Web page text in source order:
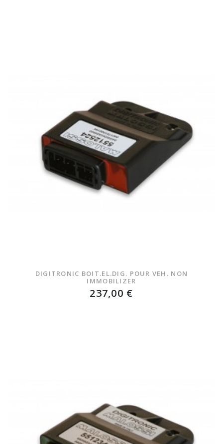
DIGITRONIC BOIT.EL.DIG. POUR VEH. NON
IMMOBILIZER
237,00 €